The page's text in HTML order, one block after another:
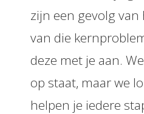
zijn een gevolg
van die
deze met je aan.
op staat, maar we
helpen je iedere